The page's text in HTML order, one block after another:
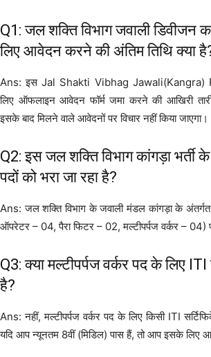
Q1: जल शक्ति विभाग जवाली डिवीजन
लिए आवेदन करने की अंतिम तिथि क्या
Ans: इस Jal Shakti Vibhag
लिए ऑफलाइन आवेदन फॉर्म जमा करने की आखिरी
इसके बाद मिलने वाले आवेदनों पर विचार नहीं किया जाएगा।
Q2: इस जल शक्ति विभाग कांगड़ा
पदों को भरा जा रहा है?
Ans: जल शक्ति विभाग के जवाली मंडल कांगड़ा के
ऑपरेटर – 04, पैरा फिटर – 02, मल्टीपर्पज वर्कर – 04)
Q3: क्या मल्टीपर्पज वर्कर पद के लिए
है?
Ans: नहीं, मल्टीपर्पज वर्कर पद के लिए किसी ITI
यदि आप न्यूनतम 8वीं (मिडिल) पास हैं, तो आप इसके